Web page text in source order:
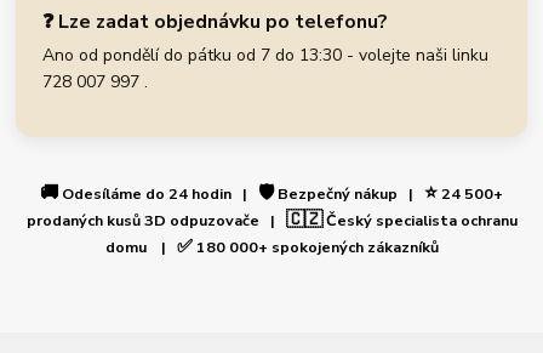
❓ Lze zadat objednávku po telefonu?
Ano od pondělí do pátku od 7 do 13:30 - volejte naši linku
728 007 997 .
🚚 Odesíláme do 24 hodin | 🛡️Bezpečný nákup | ⭐24 500+
prodaných kusů 3D odpuzovače | 🇨🇿Český specialista ochranu
domu | ✅180 000+ spokojených zákazníků